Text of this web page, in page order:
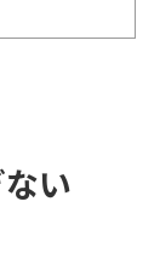
い